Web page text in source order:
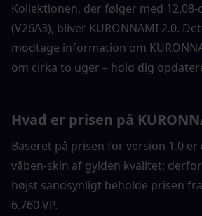
Kollektionen, der følger med
(V26A3), bliver KURONNAMI 2.0.
modtage information om
om cirka to uger – hold dig
Hvad er prisen på
Baseret på prisen for version 1.0
våben-skin af gylden kvalitet;
højst sandsynligt beholde prisen
6.760 VP.